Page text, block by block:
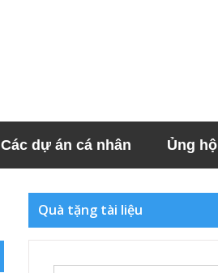
Các dự án cá nhân Ủng hộ
Quà tặng tài liệu